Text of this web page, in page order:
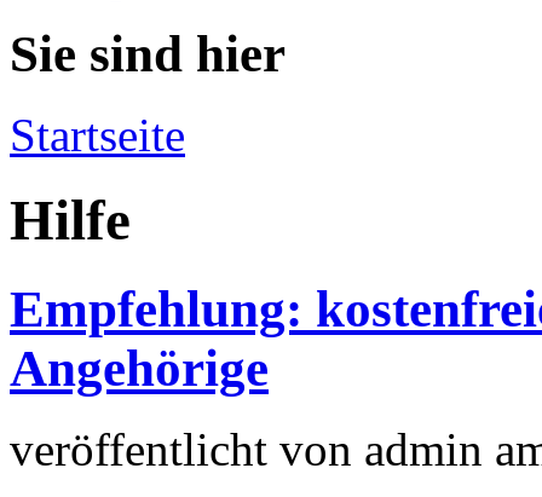
Sie sind hier
Startseite
Hilfe
Empfehlung:
Angehörige
veröffentlicht von admin